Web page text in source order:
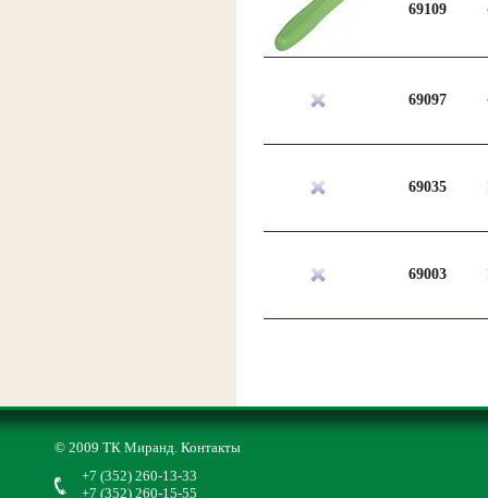
69109
69097
69035
69003
© 2009 ТК Миранд. Контакты
+7 (352) 260-13-33
+7 (352) 260-15-55